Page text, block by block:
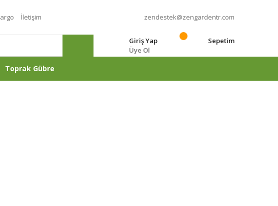
İletişim zendestek@zengardentr.com
Giriş Yap
Üye Ol
Sepetim
Toprak Gübre